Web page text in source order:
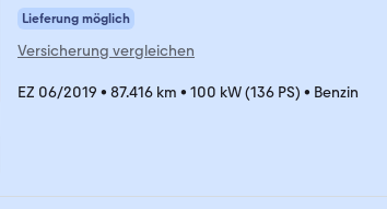
Lieferung möglich
Versicherung vergleichen
EZ 06/2019 • 87.416 km • 100 kW (136 PS) • Benzin